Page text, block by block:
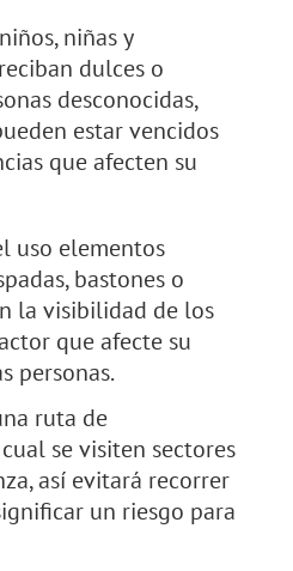
niñas y
dulces o
desconocidas,
estar vencidos
que afecten su
uso elementos
bastones o
la visibilidad de los
que afecte su
personas.
ruta de
se visiten sectores
así evitará recorrer
un riesgo para